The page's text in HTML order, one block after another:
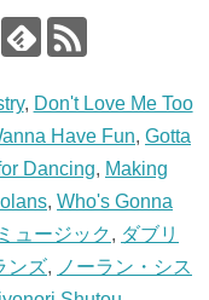
, Don't Love Me Too
Have Fun, Gotta
Dancing, Making
, Who's Gonna
ュージック , ダブリ
ンズ, ノーラン・シス